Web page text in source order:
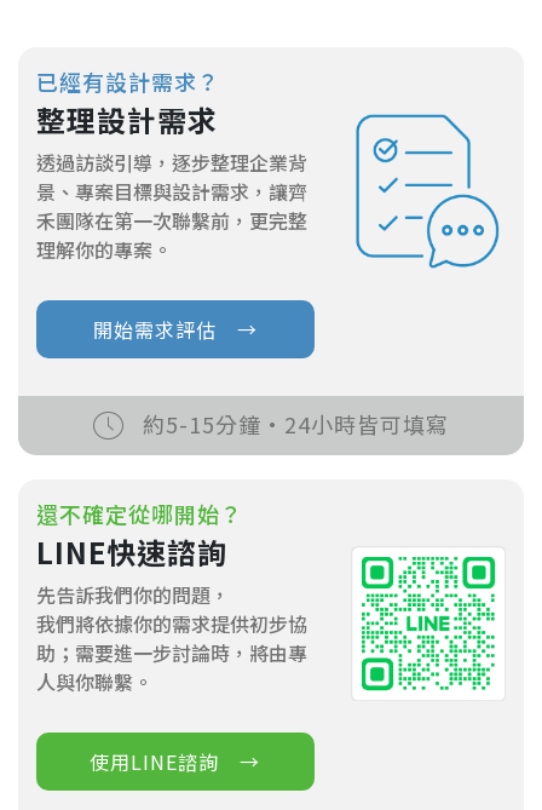
已經有設計需求？
整理設計需求
透過訪談引導，逐步整理企業背
景、專案目標與設計需求，讓齊
禾團隊在第一次聯繫前，更完整
理解你的專案。
開始需求評估 →
約5-15分鐘·24小時皆可填寫
還不確定從哪開始？
LINE快速諮詢
先告訴我們你的問題，
我們將依據你的需求提供初步協
助；需要進一步討論時，將由專
人與你聯繫。
使用LINE諮詢 →